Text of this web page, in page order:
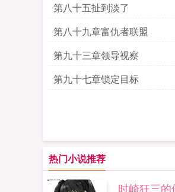
第八十五扯到淡了
第八十九章富仇者联盟
第九十三章领导视察
第九十七章锁定目标
热门小说推荐
时崎狂三的